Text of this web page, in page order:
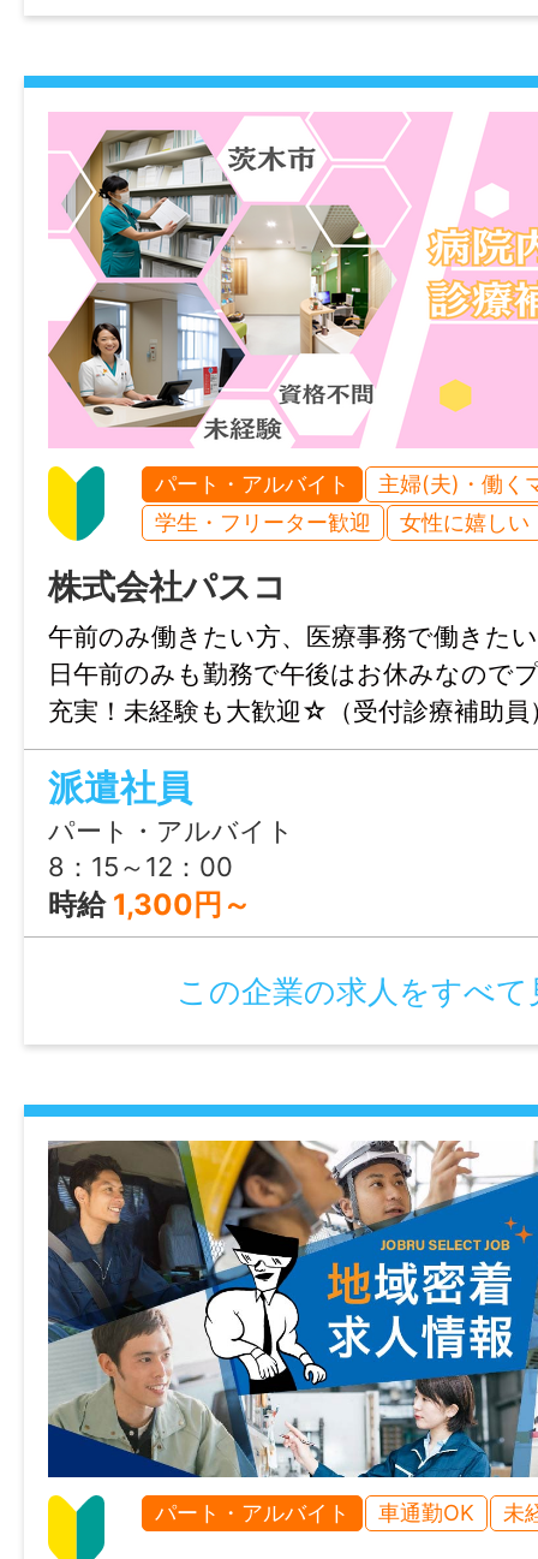
パート・アルバイト
主婦(夫)・働く
学生・フリーター歓迎
女性に嬉しい
株式会社パスコ
午前のみ働きたい方、医療事務で働きた
日午前のみも勤務で午後はお休みなので
充実！未経験も大歓迎☆（受付診療補助員
派遣社員
パート・アルバイト
8：15～12：00
時給 1,300円～
この企業の求人をすべて
パート・アルバイト 車通勤OK 未